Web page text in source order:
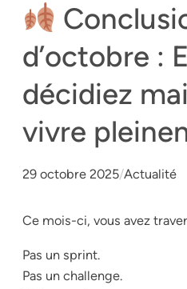
d’octobre :
décidiez
vivre
29 octobre 2025/Actualité
Ce mois-ci, vous avez
Pas un sprint.
Pas un challenge.